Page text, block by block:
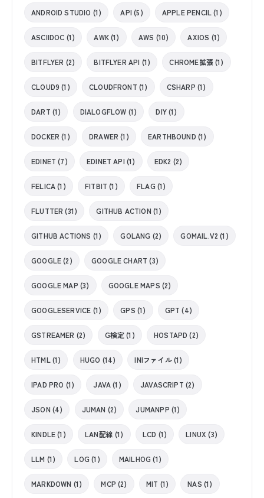
ANDROID STUDIO (1) API (5) APPLE PENCIL (1)
ASCIIDOC (1) AWK (1) AWS (10) AXIOS (1)
BITFLYER (2) BITFLYER API (1) CHROME拡張 (1)
CLOUD9 (1) CLOUDFRONT (1) CSHARP (1)
DART (1) DIALOGFLOW (1) DIY (1)
DOCKER (1) DRAWER (1) EARTHBOUND (1)
EDINET (7) EDINET API (1) EDK2 (2)
FELICA (1) FITBIT (1) FLAG (1)
FLUTTER (31) GITHUB ACTION (1)
GITHUB ACTIONS (1) GOLANG (2) GOMAIL.V2 (1)
GOOGLE (2) GOOGLE CHART (3)
GOOGLE MAP (3) GOOGLE MAPS (2)
GOOGLESERVICE (1) GPS (1) GPT (4)
GSTREAMER (2) G検定 (1) HOSTAPD (2)
HTML (1) HUGO (14) INIファイル (1)
IPAD PRO (1) JAVA (1) JAVASCRIPT (2)
JSON (4) JUMAN (2) JUMANPP (1)
KINDLE (1) LAN配線 (1) LCD (1) LINUX (3)
LLM (1) LOG (1) MAILHOG (1)
MARKDOWN (1) MCP (2) MIT (1) NAS (1)